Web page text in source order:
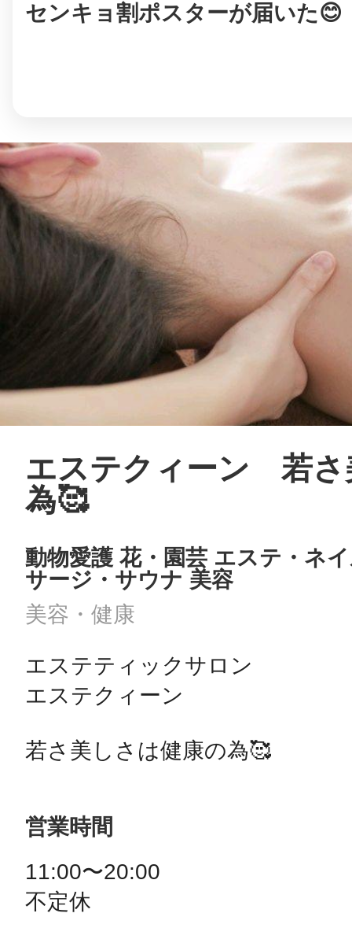
センキョ割ポスターが届いた😊
エステクィーン 若さ
為🥰
動物愛護 花・園芸 エステ・ネ
サージ・サウナ 美容
美容・健康
エステティックサロン
エステクィーン
若さ美しさは健康の為🥰
営業時間
11:00〜20:00
不定休